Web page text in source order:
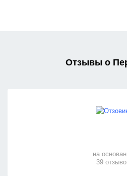
Отзывы о
на
39